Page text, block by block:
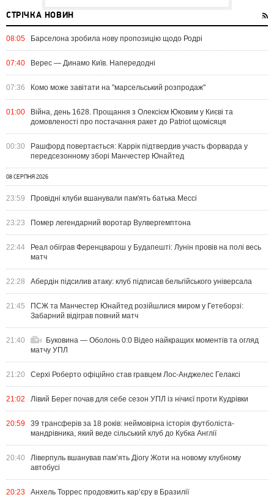
СТРІЧКА НОВИН
08:05 Барселона зробила нову пропозицію щодо Родрі
07:40 Верес — Динамо Київ. Напередодні
07:36 Комо може завітати на "марсельський розпродаж"
01:00
Війна, день 1628. Прощання з Олексієм Юковим у Києві та
домовленості про постачання ракет до Patriot щомісяця
00:30
Рашфорд повертається: Каррік підтвердив участь форварда у
передсезонному зборі Манчестер Юнайтед
08 СЕРПНЯ 2026
23:59 Провідні клуби вшанували пам'ять батька Мессі
23:23 Помер легендарний воротар Вулвергемптона
22:44
Реал обіграв Ференцварош у Будапешті: Лунін провів на полі весь
матч
22:28 Абердін підсилив атаку: клуб підписав бельгійського універсала
21:45
ПСЖ та Манчестер Юнайтед розійшлися миром у Гетеборзі:
Забарний відіграв повний матч
21:40
Буковина — Оболонь 0:0 Відео найкращих моментів та огляд
матчу УПЛ
21:20 Серхі Роберто офіційно став гравцем Лос-Анджелес Гелаксі
21:02 Лівий Берег почав для себе сезон УПЛ із нічиєї проти Кудрівки
20:59
39 трансферів за 18 років: неймовірна історія футболіста-
мандрівника, який веде сільський клуб до Кубка Англії
20:40
Ліверпуль вшанував пам’ять Діогу Жоти на новому клубному
автобусі
20:23 Анхель Торрес продовжить кар’єру в Бразилії